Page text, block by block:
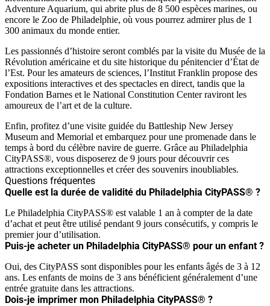
Adventure Aquarium, qui abrite plus de 8 500 espèces marines, ou
encore le Zoo de Philadelphie, où vous pourrez admirer plus de 1
300 animaux du monde entier.
Les passionnés d’histoire seront comblés par la visite du Musée de la
Révolution américaine et du site historique du pénitencier d’État de
l’Est. Pour les amateurs de sciences, l’Institut Franklin propose des
expositions interactives et des spectacles en direct, tandis que la
Fondation Barnes et le National Constitution Center raviront les
amoureux de l’art et de la culture.
Enfin, profitez d’une visite guidée du Battleship New Jersey
Museum and Memorial et embarquez pour une promenade dans le
temps à bord du célèbre navire de guerre. Grâce au Philadelphia
CityPASS®, vous disposerez de 9 jours pour découvrir ces
attractions exceptionnelles et créer des souvenirs inoubliables.
Questions fréquentes
Quelle est la durée de validité du Philadelphia CityPASS® ?
Le Philadelphia CityPASS® est valable 1 an à compter de la date
d’achat et peut être utilisé pendant 9 jours consécutifs, y compris le
premier jour d’utilisation.
Puis-je acheter un Philadelphia CityPASS® pour un enfant ?
Oui, des CityPASS sont disponibles pour les enfants âgés de 3 à 12
ans. Les enfants de moins de 3 ans bénéficient généralement d’une
entrée gratuite dans les attractions.
Dois-je imprimer mon Philadelphia CityPASS® ?